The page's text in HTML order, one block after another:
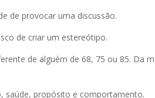
de provocar uma discussão.
de criar um estereótipo.
de alguém de 68, 75 ou 85. Da
saúde, propósito e comportamento.